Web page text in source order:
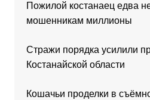
Пожилой костанаец едва
мошенникам миллионы
Стражи порядка усилили
Костанайской области
Кошачьи проделки в